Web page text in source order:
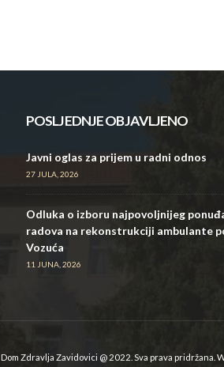
POSLJEDNJE OBJAVLJENO
Javni oglas za prijem u radni odnos
27 JULA, 2026
Odluka o izboru najpovoljnijeg
radova na rekonstrukciji ambulante
Vozuća
11 JUNA, 2026
Dom Zdravlja Zavidovici @ 2022. Sva prava pridržana.